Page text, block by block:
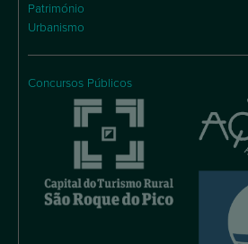
Património
Urbanismo
Concursos Públicos